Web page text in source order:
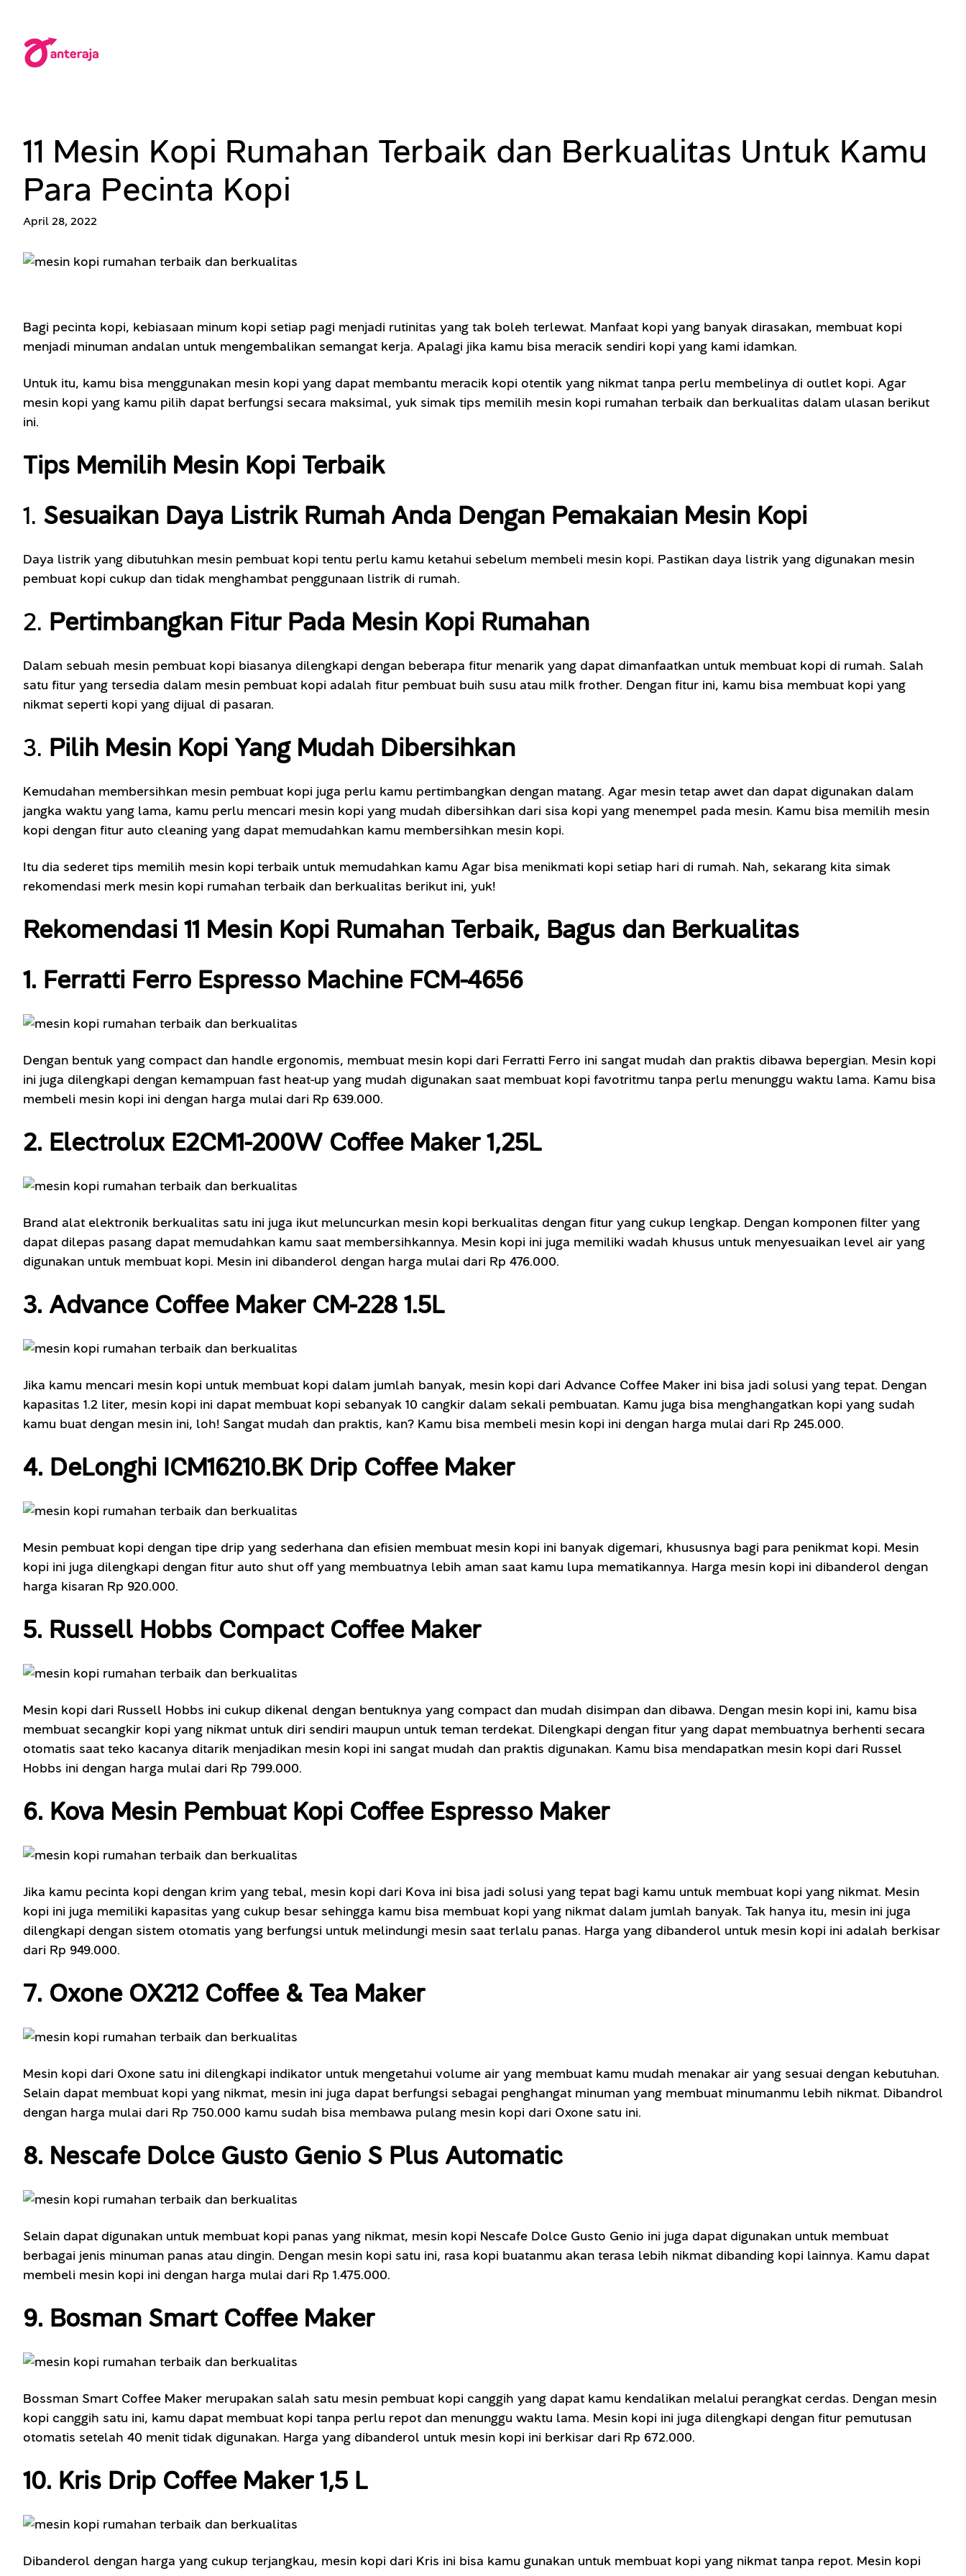
konten
11 Mesin Kopi Rumahan Terbaik dan Berkualitas Untuk Kamu
Para Pecinta Kopi
April 28, 2022
Bagi pecinta kopi, kebiasaan minum kopi setiap pagi menjadi rutinitas yang tak boleh terlewat. Manfaat kopi yang banyak dirasakan, membuat kopi
menjadi minuman andalan untuk mengembalikan semangat kerja. Apalagi jika kamu bisa meracik sendiri kopi yang kami idamkan.
Untuk itu, kamu bisa menggunakan mesin kopi yang dapat membantu meracik kopi otentik yang nikmat tanpa perlu membelinya di outlet kopi. Agar
mesin kopi yang kamu pilih dapat berfungsi secara maksimal, yuk simak tips memilih mesin kopi rumahan terbaik dan berkualitas dalam ulasan berikut
ini.
Tips Memilih Mesin Kopi Terbaik
1. Sesuaikan Daya Listrik Rumah Anda Dengan Pemakaian Mesin Kopi
Daya listrik yang dibutuhkan mesin pembuat kopi tentu perlu kamu ketahui sebelum membeli mesin kopi. Pastikan daya listrik yang digunakan mesin
pembuat kopi cukup dan tidak menghambat penggunaan listrik di rumah.
2. Pertimbangkan Fitur Pada Mesin Kopi Rumahan
Dalam sebuah mesin pembuat kopi biasanya dilengkapi dengan beberapa fitur menarik yang dapat dimanfaatkan untuk membuat kopi di rumah. Salah
satu fitur yang tersedia dalam mesin pembuat kopi adalah fitur pembuat buih susu atau milk frother. Dengan fitur ini, kamu bisa membuat kopi yang
nikmat seperti kopi yang dijual di pasaran.
3. Pilih Mesin Kopi Yang Mudah Dibersihkan
Kemudahan membersihkan mesin pembuat kopi juga perlu kamu pertimbangkan dengan matang. Agar mesin tetap awet dan dapat digunakan dalam
jangka waktu yang lama, kamu perlu mencari mesin kopi yang mudah dibersihkan dari sisa kopi yang menempel pada mesin. Kamu bisa memilih mesin
kopi dengan fitur auto cleaning yang dapat memudahkan kamu membersihkan mesin kopi.
Itu dia sederet tips memilih mesin kopi terbaik untuk memudahkan kamu Agar bisa menikmati kopi setiap hari di rumah. Nah, sekarang kita simak
rekomendasi merk mesin kopi rumahan terbaik dan berkualitas berikut ini, yuk!
Rekomendasi 11 Mesin Kopi Rumahan Terbaik, Bagus dan Berkualitas
1. Ferratti Ferro Espresso Machine FCM-4656
Dengan bentuk yang compact dan handle ergonomis, membuat mesin kopi dari Ferratti Ferro ini sangat mudah dan praktis dibawa bepergian. Mesin kopi
ini juga dilengkapi dengan kemampuan fast heat-up yang mudah digunakan saat membuat kopi favotritmu tanpa perlu menunggu waktu lama. Kamu bisa
membeli mesin kopi ini dengan harga mulai dari Rp 639.000.
2. Electrolux E2CM1-200W Coffee Maker 1,25L
Brand alat elektronik berkualitas satu ini juga ikut meluncurkan mesin kopi berkualitas dengan fitur yang cukup lengkap. Dengan komponen filter yang
dapat dilepas pasang dapat memudahkan kamu saat membersihkannya. Mesin kopi ini juga memiliki wadah khusus untuk menyesuaikan level air yang
digunakan untuk membuat kopi. Mesin ini dibanderol dengan harga mulai dari Rp 476.000.
3. Advance Coffee Maker CM-228 1.5L
Jika kamu mencari mesin kopi untuk membuat kopi dalam jumlah banyak, mesin kopi dari Advance Coffee Maker ini bisa jadi solusi yang tepat. Dengan
kapasitas 1.2 liter, mesin kopi ini dapat membuat kopi sebanyak 10 cangkir dalam sekali pembuatan. Kamu juga bisa menghangatkan kopi yang sudah
kamu buat dengan mesin ini, loh! Sangat mudah dan praktis, kan? Kamu bisa membeli mesin kopi ini dengan harga mulai dari Rp 245.000.
4. DeLonghi ICM16210.BK Drip Coffee Maker
Mesin pembuat kopi dengan tipe drip yang sederhana dan efisien membuat mesin kopi ini banyak digemari, khususnya bagi para penikmat kopi. Mesin
kopi ini juga dilengkapi dengan fitur auto shut off yang membuatnya lebih aman saat kamu lupa mematikannya. Harga mesin kopi ini dibanderol dengan
harga kisaran Rp 920.000.
5. Russell Hobbs Compact Coffee Maker
Mesin kopi dari Russell Hobbs ini cukup dikenal dengan bentuknya yang compact dan mudah disimpan dan dibawa. Dengan mesin kopi ini, kamu bisa
membuat secangkir kopi yang nikmat untuk diri sendiri maupun untuk teman terdekat. Dilengkapi dengan fitur yang dapat membuatnya berhenti secara
otomatis saat teko kacanya ditarik menjadikan mesin kopi ini sangat mudah dan praktis digunakan. Kamu bisa mendapatkan mesin kopi dari Russel
Hobbs ini dengan harga mulai dari Rp 799.000.
6. Kova Mesin Pembuat Kopi Coffee Espresso Maker
Jika kamu pecinta kopi dengan krim yang tebal, mesin kopi dari Kova ini bisa jadi solusi yang tepat bagi kamu untuk membuat kopi yang nikmat. Mesin
kopi ini juga memiliki kapasitas yang cukup besar sehingga kamu bisa membuat kopi yang nikmat dalam jumlah banyak. Tak hanya itu, mesin ini juga
dilengkapi dengan sistem otomatis yang berfungsi untuk melindungi mesin saat terlalu panas. Harga yang dibanderol untuk mesin kopi ini adalah berkisar
dari Rp 949.000.
7. Oxone OX212 Coffee & Tea Maker
Mesin kopi dari Oxone satu ini dilengkapi indikator untuk mengetahui volume air yang membuat kamu mudah menakar air yang sesuai dengan kebutuhan.
Selain dapat membuat kopi yang nikmat, mesin ini juga dapat berfungsi sebagai penghangat minuman yang membuat minumanmu lebih nikmat. Dibandrol
dengan harga mulai dari Rp 750.000 kamu sudah bisa membawa pulang mesin kopi dari Oxone satu ini.
8. Nescafe Dolce Gusto Genio S Plus Automatic
Selain dapat digunakan untuk membuat kopi panas yang nikmat, mesin kopi Nescafe Dolce Gusto Genio ini juga dapat digunakan untuk membuat
berbagai jenis minuman panas atau dingin. Dengan mesin kopi satu ini, rasa kopi buatanmu akan terasa lebih nikmat dibanding kopi lainnya. Kamu dapat
membeli mesin kopi ini dengan harga mulai dari Rp 1.475.000.
9. Bosman Smart Coffee Maker
Bossman Smart Coffee Maker merupakan salah satu mesin pembuat kopi canggih yang dapat kamu kendalikan melalui perangkat cerdas. Dengan mesin
kopi canggih satu ini, kamu dapat membuat kopi tanpa perlu repot dan menunggu waktu lama. Mesin kopi ini juga dilengkapi dengan fitur pemutusan
otomatis setelah 40 menit tidak digunakan. Harga yang dibanderol untuk mesin kopi ini berkisar dari Rp 672.000.
10. Kris Drip Coffee Maker 1,5 L
Dibanderol dengan harga yang cukup terjangkau, mesin kopi dari Kris ini bisa kamu gunakan untuk membuat kopi yang nikmat tanpa repot. Mesin kopi